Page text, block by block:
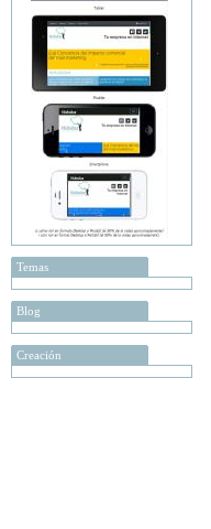
Temas
Blog
Creación